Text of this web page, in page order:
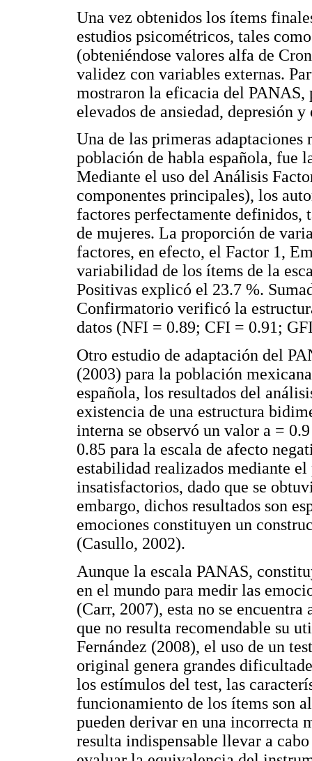
Una vez obtenidos los ítems
estudios psicométricos, tales
(obteniéndose valores alfa de
validez con variables externas.
mostraron la eficacia del PANAS,
elevados de ansiedad, depresión
Una de las primeras
población de habla española, fue
Mediante el uso del Análisis
componentes principales), los
factores perfectamente definidos,
de mujeres. La proporción de
factores, en efecto, el Factor 1,
variabilidad de los ítems de la
Positivas explicó el 23.7 %.
Confirmatorio verificó la
datos (NFI = 0.89; CFI = 0.91;
Otro estudio de adaptación del
(2003) para la población
española, los resultados del
existencia de una estructura
interna se observó un valor a =
0.85 para la escala de afecto
estabilidad realizados mediante
insatisfactorios, dado que se
embargo, dichos resultados son
emociones constituyen un
(Casullo, 2002).
Aunque la escala PANAS,
en el mundo para medir las
(Carr, 2007), esta no se
que no resulta recomendable su
Fernández (2008), el uso de un
original genera grandes
los estímulos del test, las
funcionamiento de los ítems son
pueden derivar en una incorrecta
resulta indispensable llevar a